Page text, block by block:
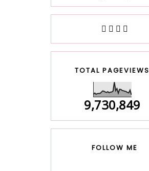
TOTAL PAGEVIEWS
9,730,849
FOLLOW ME